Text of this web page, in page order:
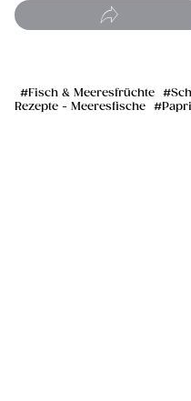
Fisch & Meeresfrüchte
Rezepte - Meeresfische